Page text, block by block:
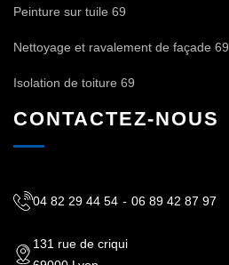
Peinture sur tuile 69
Nettoyage et ravalement de façade 69
Isolation de toiture 69
CONTACTEZ-NOUS
04 82 29 44 54 - 06 89 42 87 97
131 rue de criqui